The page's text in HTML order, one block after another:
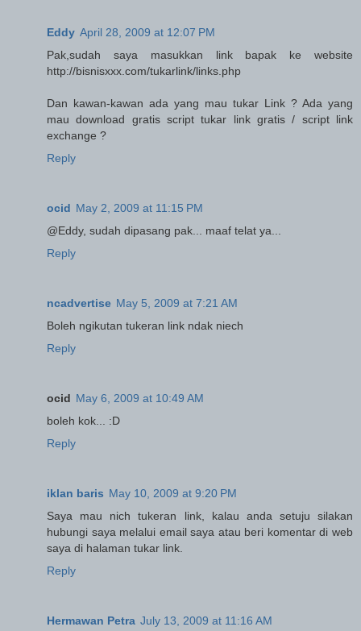
Eddy April 28, 2009 at 12:07 PM
Pak,sudah saya masukkan link bapak ke website
http://bisnisxxx.com/tukarlink/links.php
Dan kawan-kawan ada yang mau tukar Link ? Ada yang
mau download gratis script tukar link gratis / script link
exchange ?
Reply
ocid May 2, 2009 at 11:15 PM
@Eddy, sudah dipasang pak... maaf telat ya...
Reply
ncadvertise May 5, 2009 at 7:21 AM
Boleh ngikutan tukeran link ndak niech
Reply
ocid May 6, 2009 at 10:49 AM
boleh kok... :D
Reply
iklan baris May 10, 2009 at 9:20 PM
Saya mau nich tukeran link, kalau anda setuju silakan
hubungi saya melalui email saya atau beri komentar di web
saya di halaman tukar link.
Reply
Hermawan Petra July 13, 2009 at 11:16 AM